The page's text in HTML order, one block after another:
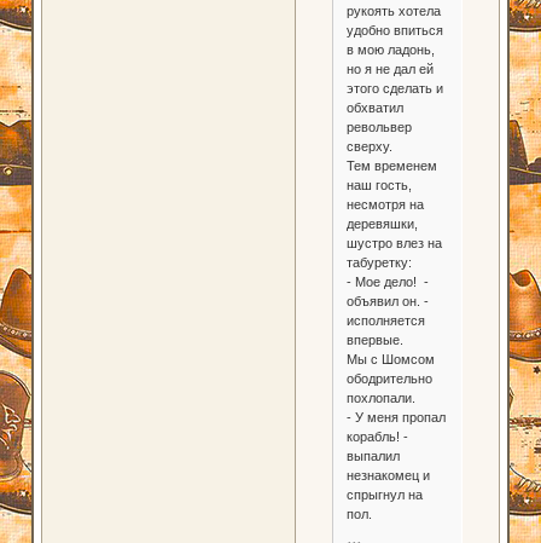
рукоять хотела
удобно впиться
в мою ладонь,
но я не дал ей
этого сделать и
обхватил
револьвер
сверху.
Тем временем
наш гость,
несмотря на
деревяшки,
шустро влез на
табуретку:
- Мое дело! -
объявил он. -
исполняется
впервые.
Мы с Шомсом
ободрительно
похлопали.
- У меня пропал
корабль! -
выпалил
незнакомец и
спрыгнул на
пол.